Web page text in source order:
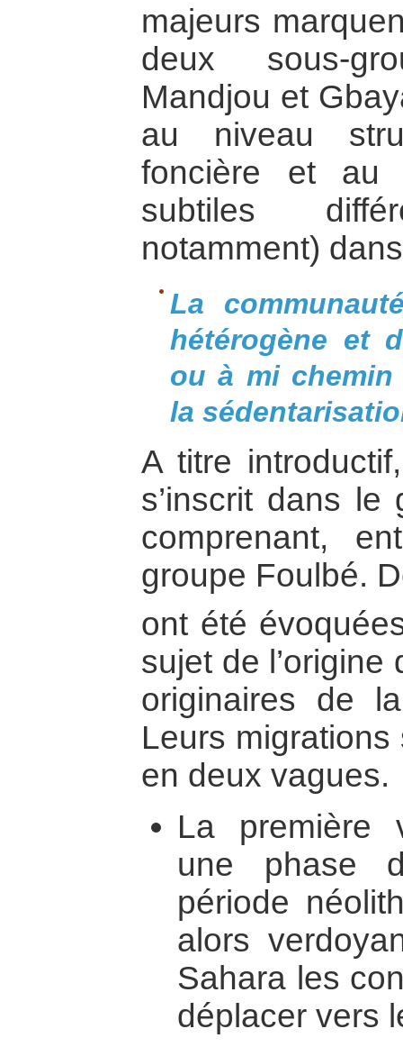
majeurs
deux sous-
Mandjou et
au niveau
foncière et au
subtiles
notamment)
La
hétérogène et
ou à mi
la
A titre
s’inscrit dans le
comprenant,
groupe Foulbé.
ont été
sujet de
originaires de
Leurs
en deux vagues.
La première
une phase
période
alors
Sahara les
déplacer vers